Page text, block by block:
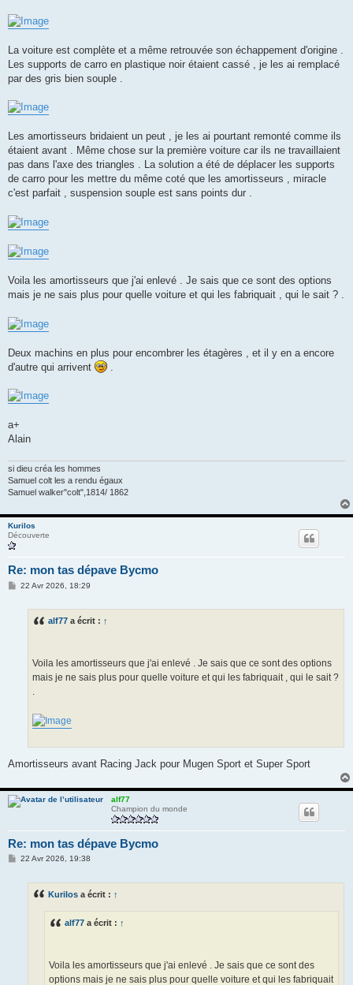
La voiture est complète et a même retrouvée son échappement d'origine .
Les supports de carro en plastique noir étaient cassé , je les ai remplacé
par des gris bien souple .
Les amortisseurs bridaient un peut , je les ai pourtant remonté comme ils
étaient avant . Même chose sur la première voiture car ils ne travaillaient
pas dans l'axe des triangles . La solution a été de déplacer les supports
de carro pour les mettre du même coté que les amortisseurs , miracle
c'est parfait , suspension souple est sans points dur .
Voila les amortisseurs que j'ai enlevé . Je sais que ce sont des options
mais je ne sais plus pour quelle voiture et qui les fabriquait , qui le sait ? .
Deux machins en plus pour encombrer les étagères , et il y en a encore
d'autre qui arrivent
a+
Alain
si dieu créa les hommes
Samuel colt les a rendu égaux
Samuel walker"colt",1814/ 1862
Kurilos
Découverte
Re: mon tas dépave Bycmo
M22 Avr 2026, 18:29
alf77 a écrit : ↑
Voila les amortisseurs que j'ai enlevé . Je sais que ce sont des options
mais je ne sais plus pour quelle voiture et qui les fabriquait , qui le sait ?
.
Amortisseurs avant Racing Jack pour Mugen Sport et Super Sport
alf77
Champion du monde
Re: mon tas dépave Bycmo
M22 Avr 2026, 19:38
Kurilos a écrit : ↑
alf77 a écrit : ↑
Voila les amortisseurs que j'ai enlevé . Je sais que ce sont des
options mais je ne sais plus pour quelle voiture et qui les fabriquait